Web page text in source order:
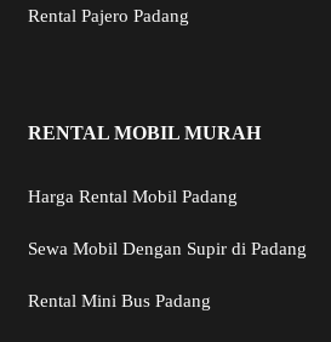
Rental Pajero Padang
RENTAL MOBIL MURAH
Harga Rental Mobil Padang
Sewa Mobil Dengan Supir di Padang
Rental Mini Bus Padang